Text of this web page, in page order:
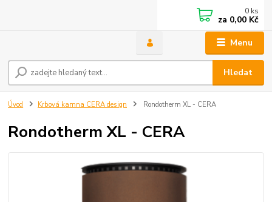
Menu
Hledat
0 ks
za 0,00 Kč
Úvod Krbová kamna CERA design Rondotherm XL - CERA
Rondotherm XL - CERA